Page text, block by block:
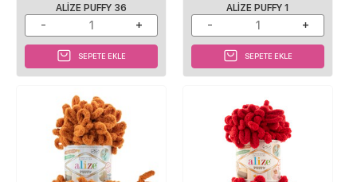
ALIZE PUFFY 36
SEPETE EKLE
ALIZE PUFFY 1
SEPETE EKLE